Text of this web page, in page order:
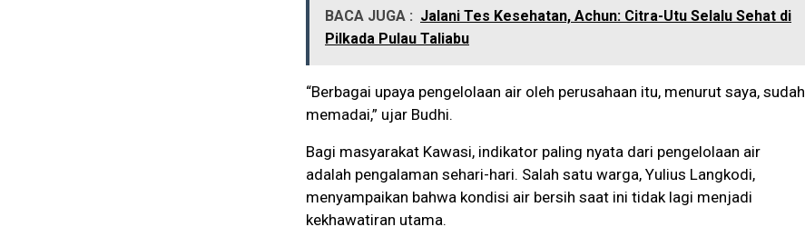
BACA JUGA : Jalani Tes Kesehatan, Achun: Citra-Utu Selalu Sehat di
Pilkada Pulau Taliabu
“Berbagai upaya pengelolaan air oleh perusahaan itu, menurut saya, sudah
memadai,” ujar Budhi.
Bagi masyarakat Kawasi, indikator paling nyata dari pengelolaan air
adalah pengalaman sehari-hari. Salah satu warga, Yulius Langkodi,
menyampaikan bahwa kondisi air bersih saat ini tidak lagi menjadi
kekhawatiran utama.